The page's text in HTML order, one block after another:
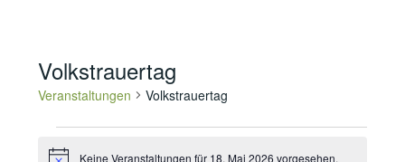
Volkstrauertag
Veranstaltungen Volkstrauertag
Veranstaltungen
Keine Veranstaltungen für 18. Mai 2026 vorgesehen.